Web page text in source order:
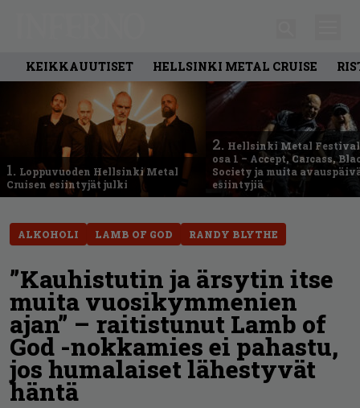
KEIKKAUUTISET HELLSINKI METAL CRUISE
1. Loppuvuoden Hellsinki Metal
Cruisen esiintyjät julki
2. Hellsinki Metal
osa 1 – Accept, Carcass,
Society ja muita
esiintyjiä
ALKOHOLI LAMB OF GOD RANDY BLYTHE
”Kauhistutin ja ärsytin itse
muita vuosikymmenien
ajan” – raitistunut Lamb of
God -nokkamies ei pahastu,
jos humalaiset lähestyvät
häntä